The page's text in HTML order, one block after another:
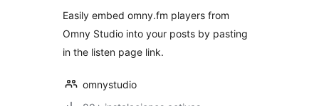
Easily embed omny.fm players from
Omny Studio into your posts by pasting
in the listen page link.
omnystudio